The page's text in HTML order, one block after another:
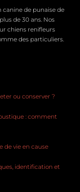
canine de punaise de
de 30 ans. Nos
chiens renifleurs
des particuliers.
ou conserver ?
: comment
de vie en cause
identification et